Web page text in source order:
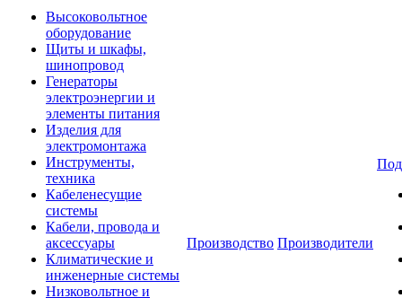
Высоковольтное
оборудование
Щиты и шкафы,
шинопровод
Генераторы
электроэнергии и
элементы питания
Изделия для
электромонтажа
Инструменты,
техника
Кабеленесущие
системы
Кабели, провода и
аксессуары
Климатические и
инженерные системы
Низковольтное и
Производство Производители